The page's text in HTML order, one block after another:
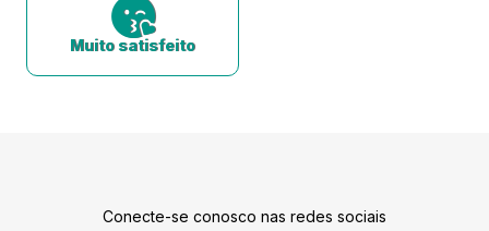
Muito satisfeito
Conecte-se conosco nas redes sociais